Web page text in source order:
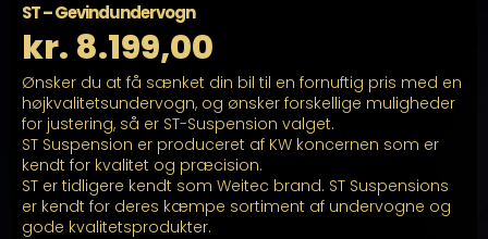
ST – Gevindundervogn
kr. 8.199,00
Ønsker du at få sænket din bil til en fornuftig pris med en
højkvalitetsundervogn, og ønsker forskellige muligheder
for justering, så er ST-Suspension valget.
ST Suspension er produceret af KW koncernen som er
kendt for kvalitet og præcision.
ST er tidligere kendt som Weitec brand. ST Suspensions
er kendt for deres kæmpe sortiment af undervogne og
gode kvalitetsprodukter.